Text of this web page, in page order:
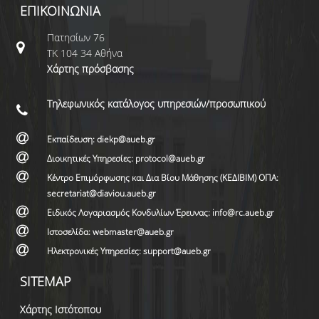
ΕΠΙΚΟΙΝΩΝΙΑ
Πατησίων 76
ΤΚ 104 34 Αθήνα
Χάρτης πρόσβασης
Τηλεφωνικός κατάλογος υπηρεσιών/προσωπικού
Εκπαίδευση: diekp@aueb.gr
Διοικητικές Υπηρεσίες: protocol@aueb.gr
Κέντρο Επιμόρφωσης και Δια Βίου Μάθησης (ΚΕΔΙΒΙΜ) ΟΠΑ:
secretariat@diaviou.aueb.gr
Ειδικός Λογαριασμός Κονδυλίων Έρευνας: info@rc.aueb.gr
Ιστοσελίδα: webmaster@aueb.gr
Ηλεκτρονικές Υπηρεσίες: support@aueb.gr
SITEMAP
Χάρτης Ιστότοπου